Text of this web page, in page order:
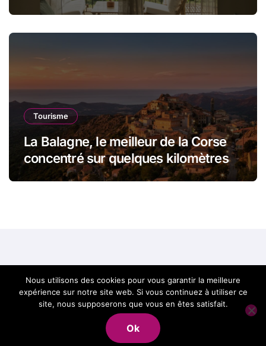
Tourisme
La Balagne, le meilleur de la Corse
concentré sur quelques kilomètres
Best of Corse, le
meilleur de la Corse
Nous utilisons des cookies pour vous garantir la meilleure
expérience sur notre site web. Si vous continuez à utiliser ce
site, nous supposerons que vous en êtes satisfait.
Ok